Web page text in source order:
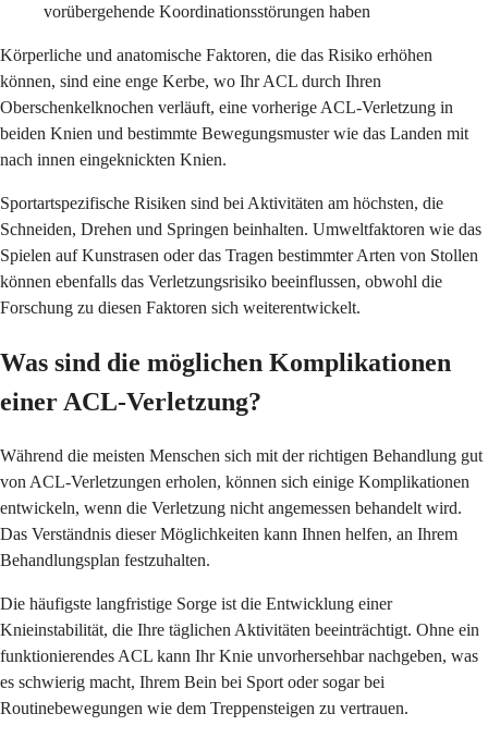
vorübergehende Koordinationsstörungen haben
Körperliche und anatomische Faktoren, die das Risiko erhöhen
können, sind eine enge Kerbe, wo Ihr ACL durch Ihren
Oberschenkelknochen verläuft, eine vorherige ACL-Verletzung in
beiden Knien und bestimmte Bewegungsmuster wie das Landen mit
nach innen eingeknickten Knien.
Sportartspezifische Risiken sind bei Aktivitäten am höchsten, die
Schneiden, Drehen und Springen beinhalten. Umweltfaktoren wie das
Spielen auf Kunstrasen oder das Tragen bestimmter Arten von Stollen
können ebenfalls das Verletzungsrisiko beeinflussen, obwohl die
Forschung zu diesen Faktoren sich weiterentwickelt.
Was sind die möglichen Komplikationen
einer ACL-Verletzung?
Während die meisten Menschen sich mit der richtigen Behandlung gut
von ACL-Verletzungen erholen, können sich einige Komplikationen
entwickeln, wenn die Verletzung nicht angemessen behandelt wird.
Das Verständnis dieser Möglichkeiten kann Ihnen helfen, an Ihrem
Behandlungsplan festzuhalten.
Die häufigste langfristige Sorge ist die Entwicklung einer
Knieinstabilität, die Ihre täglichen Aktivitäten beeinträchtigt. Ohne ein
funktionierendes ACL kann Ihr Knie unvorhersehbar nachgeben, was
es schwierig macht, Ihrem Bein bei Sport oder sogar bei
Routinebewegungen wie dem Treppensteigen zu vertrauen.